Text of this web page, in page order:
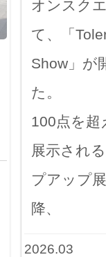
オンスク
て、「
Show」が
た。
100点を超
展示され
プアップ
降、
2026.03